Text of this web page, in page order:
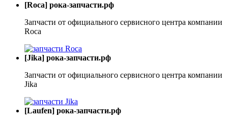
[Roca] рока-запчасти.рф
Запчасти от официального сервисного центра компании
Roca
[Jika] рока-запчасти.рф
Запчасти от официального сервисного центра компании
Jika
[Laufen] рока-запчасти.рф